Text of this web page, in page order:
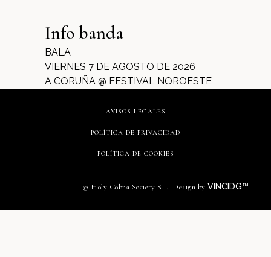
Info banda
BALA
VIERNES 7 DE AGOSTO DE 2026
A CORUÑA @ FESTIVAL NOROESTE
AVISOS LEGALES
POLÍTICA DE PRIVACIDAD
POLÍTICA DE COOKIES
© Holy Cobra Society S.L. Design by VINCIDG™